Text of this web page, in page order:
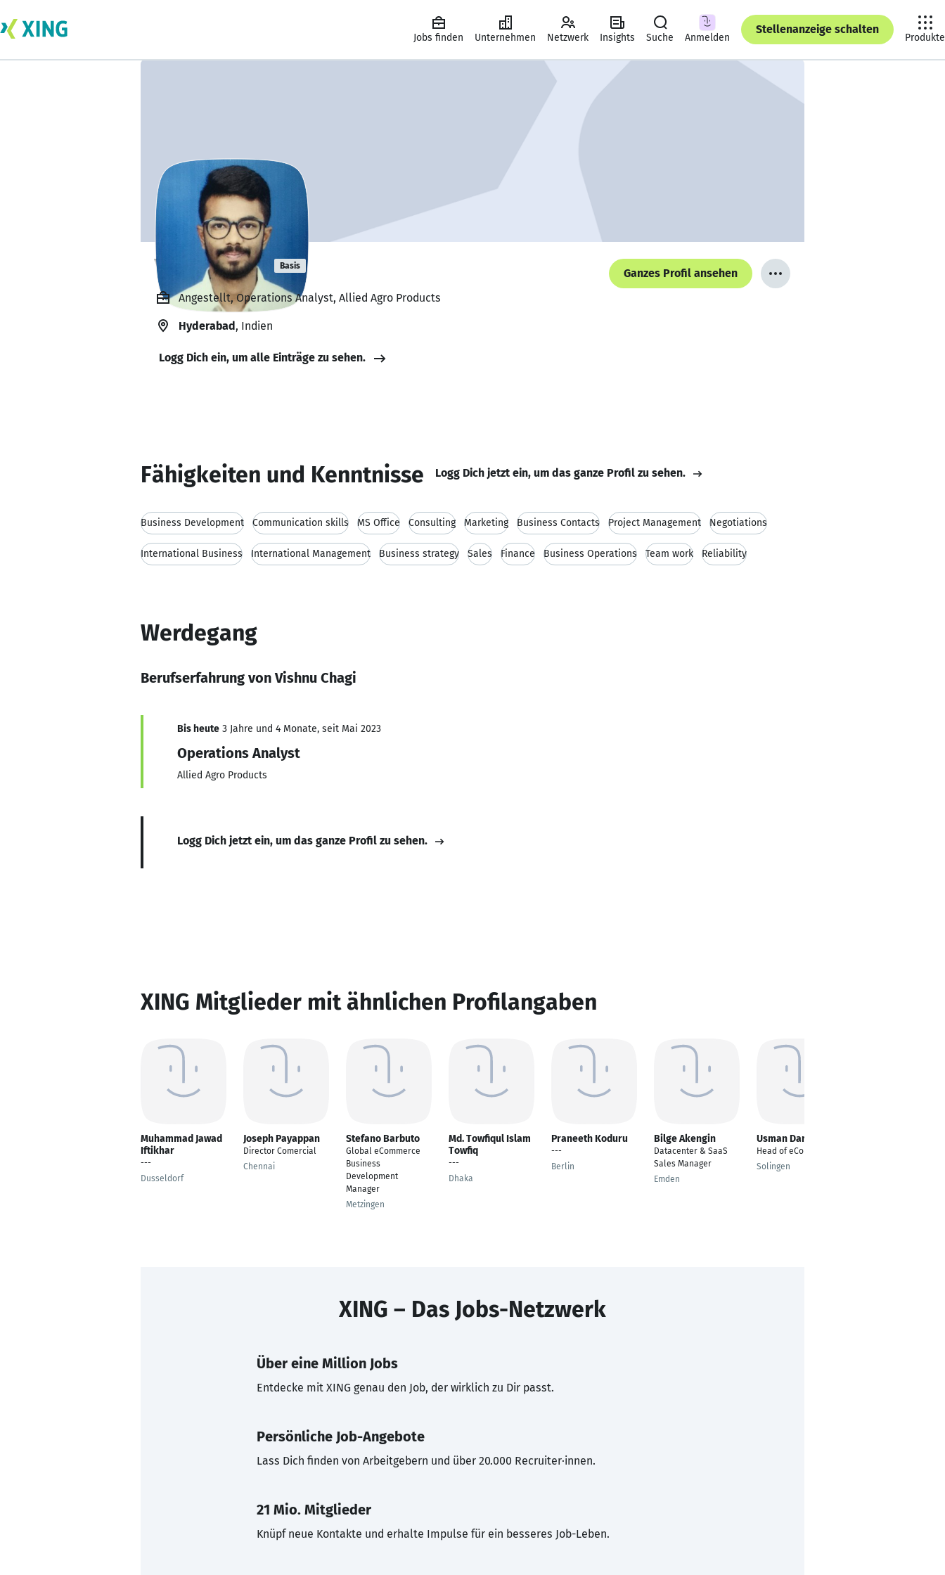
Jobs finden Unternehmen Netzwerk Insights Suche Anmelden
Stellenanzeige schalten
Produkte
Vishnu Chagi Basis
Ganzes Profil ansehen
Angestellt, Operations Analyst, Allied Agro Products
Hyderabad, Indien
Logg Dich ein, um alle Einträge zu sehen.
Fähigkeiten und Kenntnisse Logg Dich jetzt ein, um das ganze Profil zu sehen.
Business Development Communication skills MS Office Consulting Marketing Business Contacts Project Management Negotiations
International Business International Management Business strategy Sales Finance Business Operations Team work Reliability
Werdegang
Berufserfahrung von Vishnu Chagi
Bis heute 3 Jahre und 4 Monate, seit Mai 2023
Operations Analyst
Allied Agro Products
Logg Dich jetzt ein, um das ganze Profil zu sehen.
XING Mitglieder mit ähnlichen Profilangaben
Muhammad Jawad
Iftikhar
---
Dusseldorf
Joseph Payappan
Director Comercial
Chennai
Stefano Barbuto
Global eCommerce
Business
Development
Manager
Metzingen
Md. Towfiqul Islam
Towfiq
---
Dhaka
Praneeth Koduru
---
Berlin
Bilge Akengin
Datacenter & SaaS
Sales Manager
Emden
Usman Dar
Head of eCommerce
Solingen
XING – Das Jobs-Netzwerk
Über eine Million Jobs
Entdecke mit XING genau den Job, der wirklich zu Dir passt.
Persönliche Job-Angebote
Lass Dich finden von Arbeitgebern und über 20.000 Recruiter·innen.
21 Mio. Mitglieder
Knüpf neue Kontakte und erhalte Impulse für ein besseres Job-Leben.